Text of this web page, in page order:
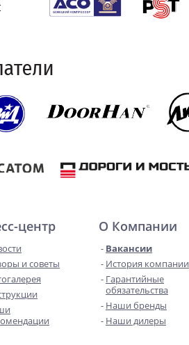
центр
и советы
О Компании
Вакансии
История компании
Гарантийные
обязательства
Наши бренды
Наши дилеры